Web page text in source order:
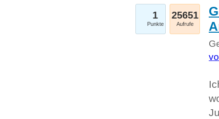
1
Punkte
25651
Aufrufe